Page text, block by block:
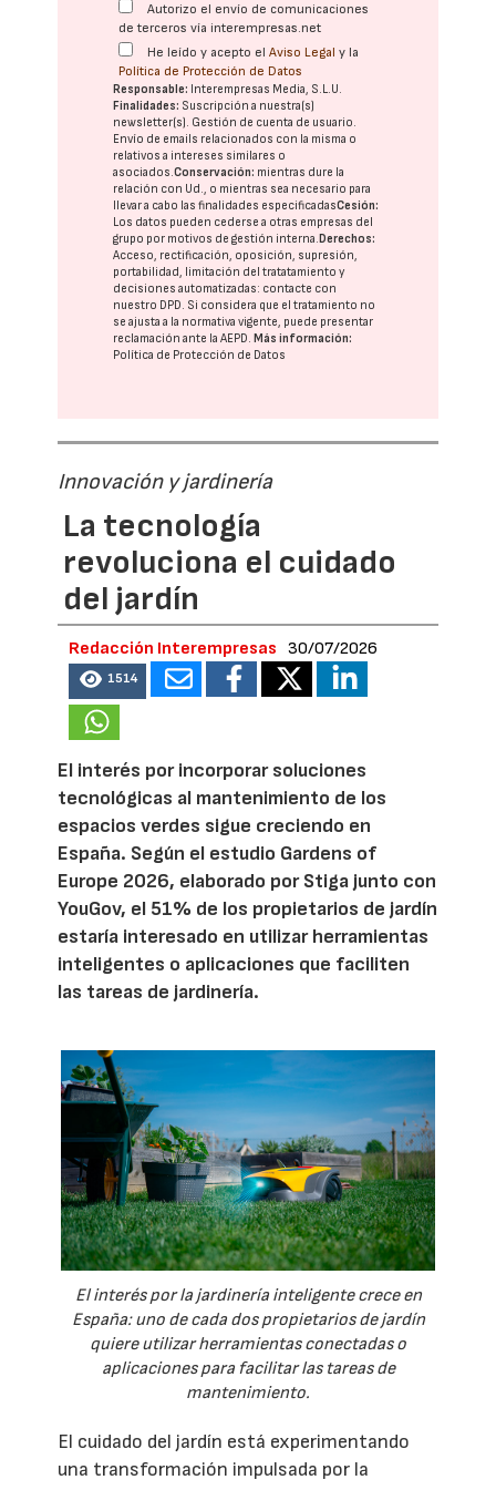
Autorizo el envío de comunicaciones
de terceros vía interempresas.net
He leído y acepto elAviso Legal y la
Política de Protección de Datos
Responsable: Interempresas Media, S.L.U.
Finalidades: Suscripción a nuestra(s)
newsletter(s). Gestión de cuenta de usuario.
Envío de emails relacionados con la misma o
relativos a intereses similares o
asociados.Conservación: mientras dure la
relación con Ud., o mientras sea necesario para
llevar a cabo las finalidades especificadasCesión:
Los datos pueden cederse a otras empresas del
grupo por motivos de gestión interna. Derechos:
Acceso, rectificación, oposición, supresión,
portabilidad, limitación del tratatamiento y
decisiones automatizadas: contacte con
nuestro DPD. Si considera que el tratamiento no
se ajusta a la normativa vigente, puede presentar
reclamación ante laAEPD. Más información:
Política de Protección de Datos
Innovación y jardinería
La tecnología
revoluciona el cuidado
del jardín
Redacción Interempresas 30/07/2026
1514
El interés por incorporar soluciones
tecnológicas al mantenimiento de los
espacios verdes sigue creciendo en
España. Según el estudio Gardens of
Europe 2026, elaborado por Stiga junto con
YouGov, el 51% de los propietarios de jardín
estaría interesado en utilizar herramientas
inteligentes o aplicaciones que faciliten
las tareas de jardinería.
El interés por la jardinería inteligente crece en
España: uno de cada dos propietarios de jardín
quiere utilizar herramientas conectadas o
aplicaciones para facilitar las tareas de
mantenimiento.
El cuidado del jardín está experimentando
una transformación impulsada por la